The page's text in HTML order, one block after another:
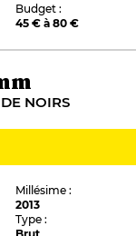
Budget :
45 € à 80 €
NOIRS
Millésime :
2013
Type :